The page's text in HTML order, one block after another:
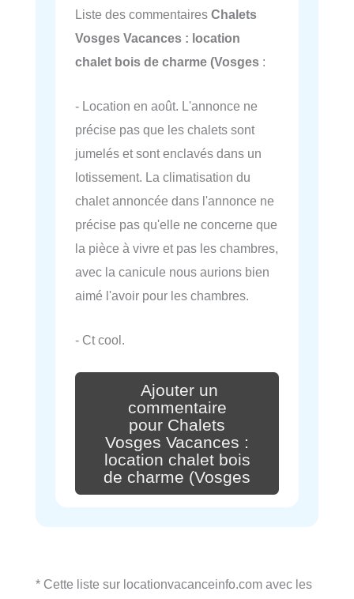
Liste des commentaires Chalets
Vosges Vacances : location
chalet bois de charme (Vosges :
- Location en août. L'annonce ne
précise pas que les chalets sont
jumelés et sont enclavés dans un
lotissement. La climatisation du
chalet annoncée dans l'annonce ne
précise pas qu'elle ne concerne que
la pièce à vivre et pas les chambres,
avec la canicule nous aurions bien
aimé l'avoir pour les chambres.
- Ct cool.
Ajouter un
commentaire
pour Chalets
Vosges Vacances :
location chalet bois
de charme (Vosges
* Cette liste sur locationvacanceinfo.com avec les